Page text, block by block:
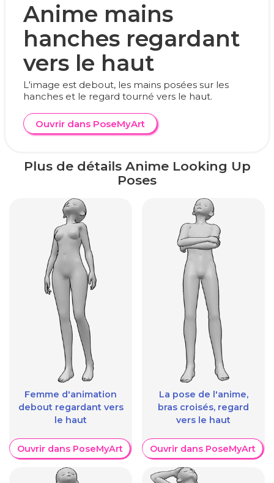
Anime mains
hanches regardant
vers le haut
L'image est debout, les mains posées sur les
hanches et le regard tourné vers le haut.
Ouvrir dans PoseMyArt
Plus de détails Anime Looking Up
Poses
Femme d'animation
debout regardant vers
le haut
Ouvrir dans PoseMyArt
La pose de l'anime,
bras croisés, regard
vers le haut
Ouvrir dans PoseMyArt